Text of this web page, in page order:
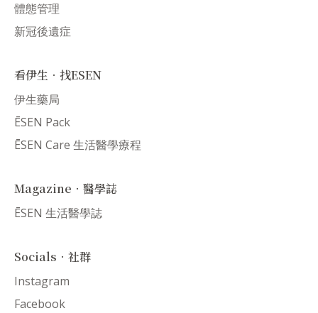
體態管理
新冠後遺症
看伊生．找ESEN
伊生藥局
ĒSEN Pack
ĒSEN Care 生活醫學療程
Magazine．醫學誌
ĒSEN 生活醫學誌
Socials．社群
Instagram
Facebook